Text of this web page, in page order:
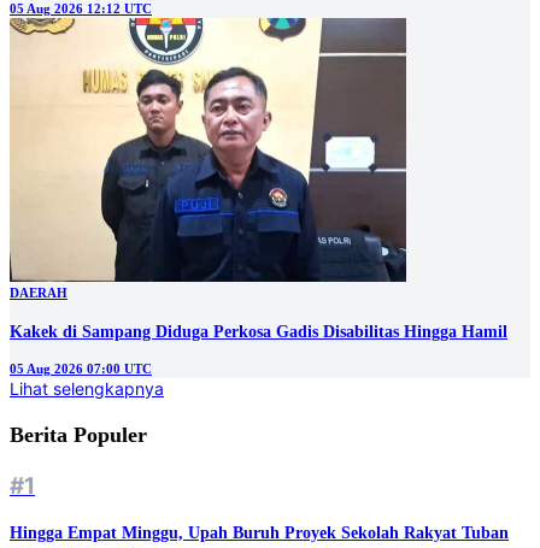
05 Aug 2026 12:12 UTC
DAERAH
Kakek di Sampang Diduga Perkosa Gadis Disabilitas Hingga Hamil
05 Aug 2026 07:00 UTC
Lihat selengkapnya
Berita Populer
#1
Hingga Empat Minggu, Upah Buruh Proyek Sekolah Rakyat Tuban